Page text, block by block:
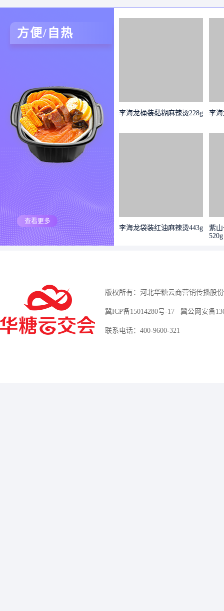
方便/自热
查看更多
李海龙桶装黏糊麻辣烫228g 李
李海龙袋装红油麻辣烫443g
紫
520g
版权所有：河北华糖云商营销传播股
冀ICP备15014280号-17 冀公网安备
联系电话：400-9600-321